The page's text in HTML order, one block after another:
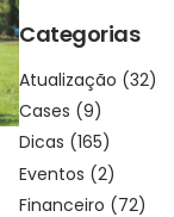
Categorias
Atualização (32)
Cases (9)
Dicas (165)
Eventos (2)
Financeiro (72)